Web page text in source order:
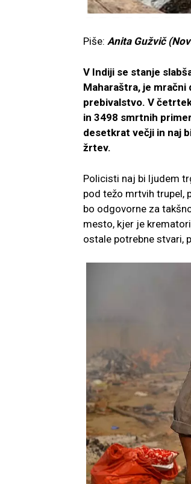
Piše: Anita Gužvič
V Indiji se stanje
Maharaštra, je mračni
prebivalstvo. V
in 3498 smrtnih
desetkrat večji in naj
žrtev.
Policisti naj bi ljudem
pod težo mrtvih trupel,
bo odgovorne za
mesto, kjer je
ostale potrebne stvari,